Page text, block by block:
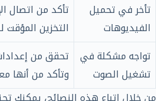
تأخر في تحميل
الفيديوهات
تأكد من اتصال
التخزين المؤقت
تواجه مشكلة في
تشغيل الصوت
تحقق من
وتأكد من أنها